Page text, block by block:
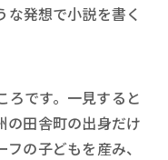
な発想で小説を書く
ろです。一見すると
の田舎町の出身だけ
の子どもを産み、